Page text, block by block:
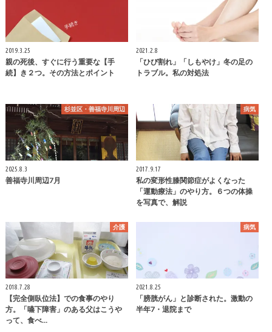
2019.3.25
親の死後、すぐに行う重要な【手
続】き２つ。その方法とポイント
2021.2.8
「ひび割れ」「しもやけ」冬の足の
トラブル。私の対処法
杉並区・善福寺川周辺
2025.8.3
善福寺川周辺7月
病気
2017.9.17
私の変形性膝関節症がよくなった
「運動療法」のやり方。６つの体操
を写真で、解説
介護
2018.7.28
【完全側臥位法】での食事のやり
方。「嚥下障害」のある父はこうや
って、食べ…
病気
2021.8.25
「膀胱がん」と診断された。激動の
半年7・退院まで